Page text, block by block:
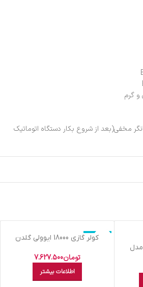
و گرم
مخفی(بعد از شروع بکار دستگاه اتوماتیک
مدل
اتمام موجودی
کولر گازي 18000 ايوولي گلدن
تومان7.627.500
اطلاعات بیشتر